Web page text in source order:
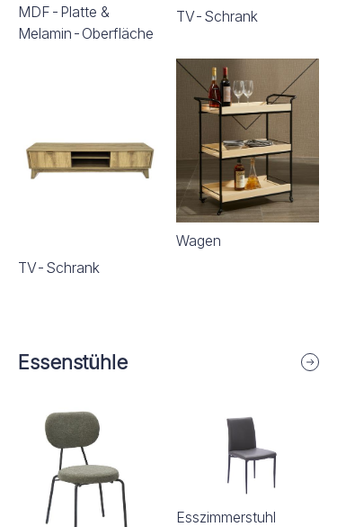
MDF-Platte &
Melamin-Oberfläche
TV-Schrank
TV-Schrank
Wagen
Essenstühle
Esszimmerstuhl